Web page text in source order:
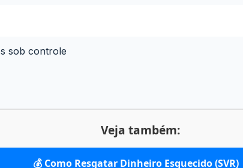
sob controle
Veja também:
💰 Como Resgatar Dinheiro Esquecido (SVR)